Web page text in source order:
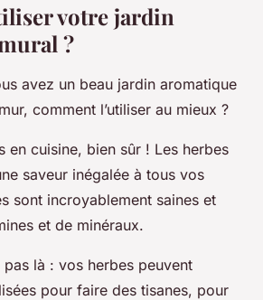
votre jardin
?
avez un beau jardin aromatique
comment l’utiliser au mieux ?
en cuisine, bien sûr ! Les herbes
saveur inégalée à tous vos
sont incroyablement saines et
et de minéraux.
là : vos herbes peuvent
pour faire des tisanes, pour